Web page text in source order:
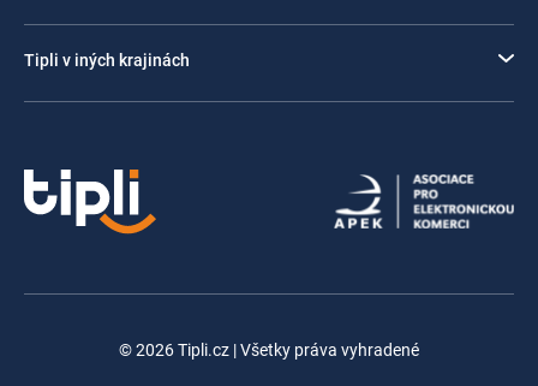
Tipli v iných krajinách
© 2026 Tipli.cz | Všetky práva vyhradené